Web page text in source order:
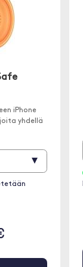
iPhone
yhdellä
▾